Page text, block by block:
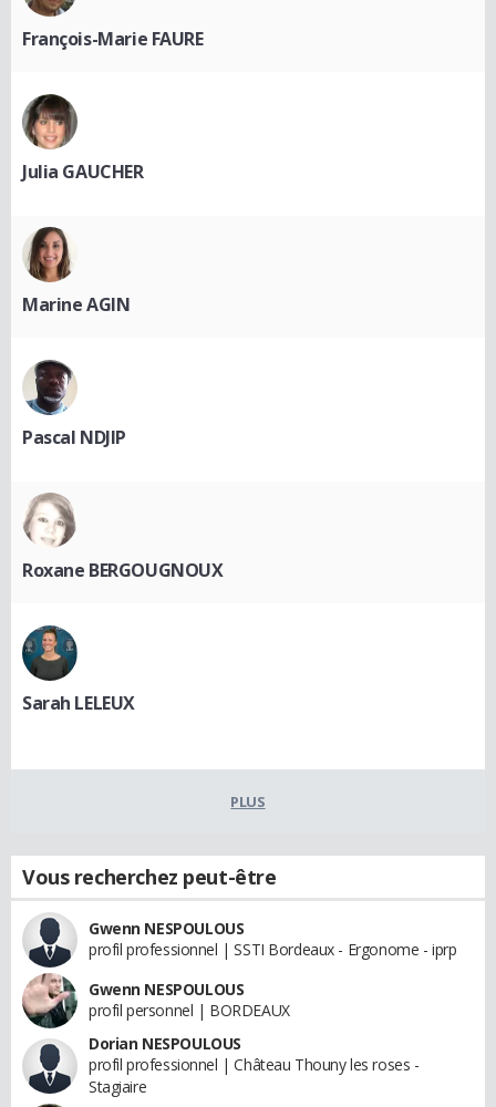
François-Marie FAURE
Julia GAUCHER
Marine AGIN
Pascal NDJIP
Roxane BERGOUGNOUX
Sarah LELEUX
PLUS
Vous recherchez peut-être
Gwenn NESPOULOUS
profil professionnel | SSTI Bordeaux - Ergonome - iprp
Gwenn NESPOULOUS
profil personnel | BORDEAUX
Dorian NESPOULOUS
profil professionnel | Château Thouny les roses -
Stagiaire